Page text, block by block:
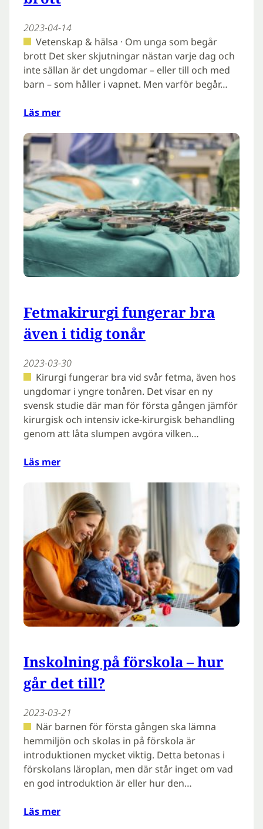
2023-04-14
Vetenskap & hälsa · Om unga som begår
brott Det sker skjutningar nästan varje dag och
inte sällan är det ungdomar – eller till och med
barn – som håller i vapnet. Men varför begår…
Läs mer
Fetmakirurgi fungerar bra
även i tidig tonår
2023-03-30
Kirurgi fungerar bra vid svår fetma, även hos
ungdomar i yngre tonåren. Det visar en ny
svensk studie där man för första gången jämför
kirurgisk och intensiv icke-kirurgisk behandling
genom att låta slumpen avgöra vilken…
Läs mer
Inskolning på förskola – hur
går det till?
2023-03-21
När barnen för första gången ska lämna
hemmiljön och skolas in på förskola är
introduktionen mycket viktig. Detta betonas i
förskolans läroplan, men där står inget om vad
en god introduktion är eller hur den…
Läs mer